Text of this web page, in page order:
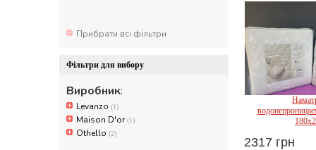
Прибрати всі фільтри
Фільтри для вибору
Виробник:
Levanzo (1)
Maison D'or(1)
Othello (2)
2317 грн